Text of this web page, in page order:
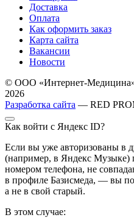
Доставка
Оплата
Как оформить заказ
Карта сайта
Вакансии
Новости
© ООО «Интернет-
2026
Разработка сайта — RED
Как войти с Яндекс ID?
Если вы уже авторизованы в
(например, в Яндекс Музыке)
номером телефона, не
в профиле Базисмеда, — вы
а не в свой старый.
В этом случае: